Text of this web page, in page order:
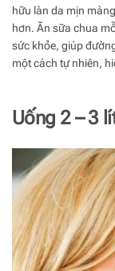
hữu làn da mịn
hơn. Ăn sữa chua
sức khỏe, giúp
một cách tự nhiên,
Uống 2 – 3